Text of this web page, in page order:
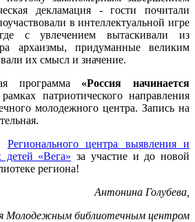
декламация - гости почитали
в интеллектуальной игре
с увлечением вытаскивали из
архаизмы, придуманные великим
их смысл и значение.
программа «Россия начинается
патриотического направления
молодежного центра. Запись на
Регионального центра выявления и
«Вега» за участие и до новой
региона!
Антонина Голубева,
Молодежным библиотечным центром